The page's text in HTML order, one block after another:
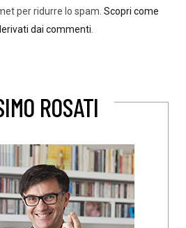
per ridurre lo spam. Scopri come
dai commenti
ROSATI